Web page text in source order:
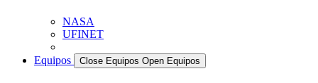
NASA
UFINET
Equipos Close Equipos Open Equipos